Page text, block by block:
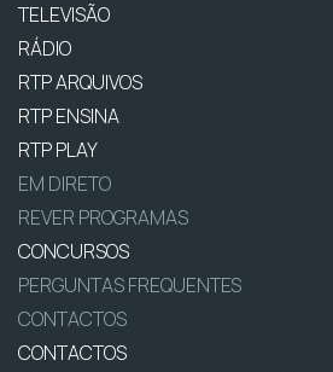
TELEVISÃO
RÁDIO
RTP ARQUIVOS
RTP ENSINA
RTP PLAY
EM DIRETO
REVER PROGRAMAS
CONCURSOS
PERGUNTAS FREQUENTES
CONTACTOS
CONTACTOS